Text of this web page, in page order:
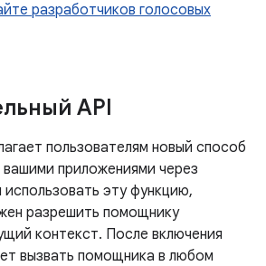
разработчиков голосовых
API
пользователям новый способ
приложениями через
эту функцию,
разрешить помощнику
контекст. После включения
вызвать помощника в любом